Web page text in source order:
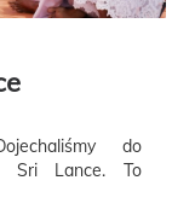
do
Sri Lance. To